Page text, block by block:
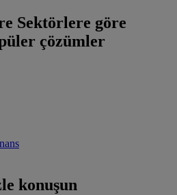
Sektörlere göre
çözümler
konuşun